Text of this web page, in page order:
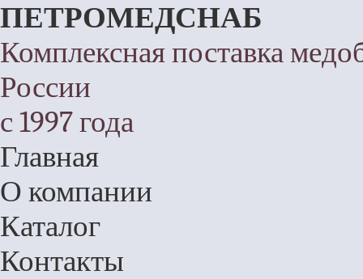
ПЕТРОМЕДСНАБ
Комплексная поставка
России
с 1997 года
Главная
О компании
Каталог
Контакты